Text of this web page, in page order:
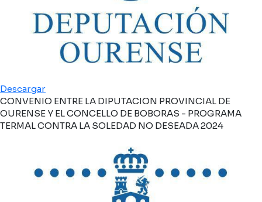
Descargar
CONVENIO ENTRE LA DIPUTACION PROVINCIAL DE
OURENSE Y EL CONCELLO DE BOBORAS - PROGRAMA
TERMAL CONTRA LA SOLEDAD NO DESEADA 2024